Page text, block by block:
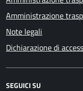
Amministrazione
Note legali
Dichiarazione di
SEGUICI SU